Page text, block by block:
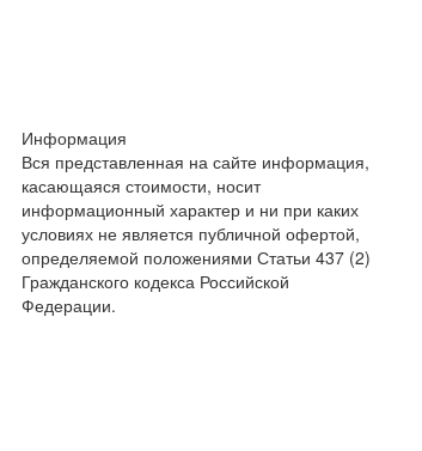
Информация
Вся представленная на сайте информация,
касающаяся стоимости, носит
информационный характер и ни при каких
условиях не является публичной офертой,
определяемой положениями Статьи 437 (2)
Гражданского кодекса Российской
Федерации.